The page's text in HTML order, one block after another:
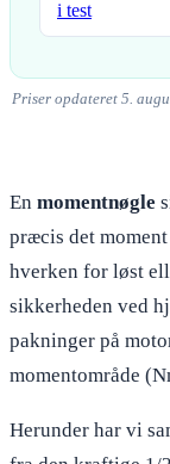
Priser opdateret 5.
En momentnøgle
præcis det
hverken for løst
sikkerheden ved
pakninger på
momentområde
Herunder har vi